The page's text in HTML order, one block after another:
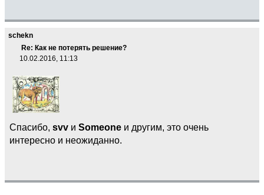
schekn
Re: Как не потерять решение?
10.02.2016, 11:13
Спасибо, svv и Someone и другим, это очень
интересно и неожиданно.